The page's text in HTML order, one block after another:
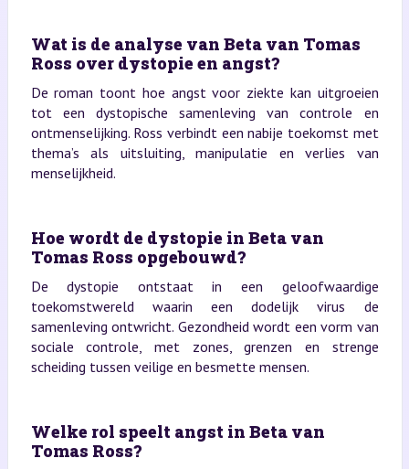
Wat is de analyse van Beta van Tomas
Ross over dystopie en angst?
De roman toont hoe angst voor ziekte kan uitgroeien
tot een dystopische samenleving van controle en
ontmenselijking. Ross verbindt een nabije toekomst met
thema’s als uitsluiting, manipulatie en verlies van
menselijkheid.
Hoe wordt de dystopie in Beta van
Tomas Ross opgebouwd?
De dystopie ontstaat in een geloofwaardige
toekomstwereld waarin een dodelijk virus de
samenleving ontwricht. Gezondheid wordt een vorm van
sociale controle, met zones, grenzen en strenge
scheiding tussen veilige en besmette mensen.
Welke rol speelt angst in Beta van
Tomas Ross?